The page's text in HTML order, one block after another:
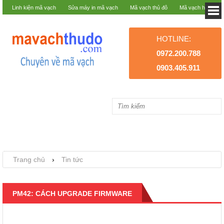
Linh kiện mã vạch Sửa máy in mã vạch Mã vạch thủ đô Mã vạch hà nội
HOTLINE:
0972.200.788
0903.405.911
Trang chủ › Tin tức
PM42: CÁCH UPGRADE FIRMWARE